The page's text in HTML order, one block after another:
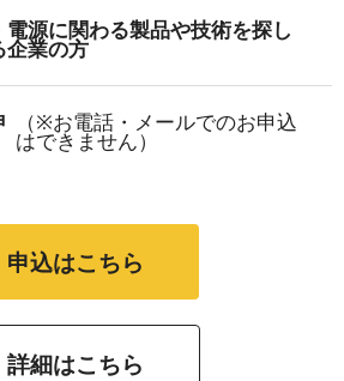
電源に関わる製品や技術を探し
企業の方
（※お電話・メールでのお申込
はできません）
申込はこちら
詳細はこちら